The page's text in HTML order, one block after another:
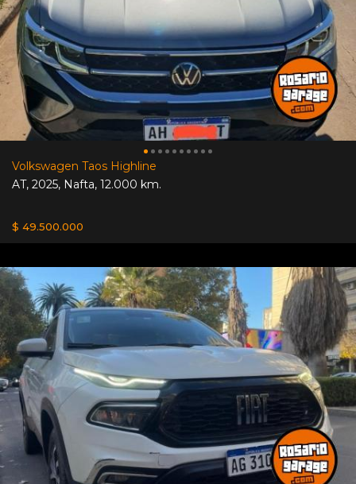
Volkswagen Taos Highline
AT, 2025, Nafta, 12.000 km.
$ 49.500.000